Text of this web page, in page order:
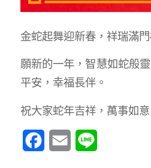
金蛇起舞迎新春，祥瑞滿門
願新的一年，智慧如蛇般
平安，幸福長伴。
祝大家蛇年吉祥，萬事如意
Facebook
Email